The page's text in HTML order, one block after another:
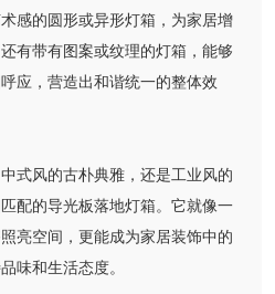
感的圆形或异形灯箱，为家居增
有带有图案或纹理的灯箱，能够
应，营造出和谐统一的整体效
式风的古朴典雅，还是工业风的
配的导光板落地灯箱。它就像一
亮空间，更能成为家居装饰中的
味和生活态度。